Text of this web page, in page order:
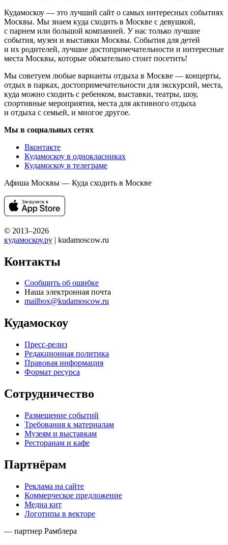
Кудамоскоу — это лучший сайт о самых интересных событиях
Москвы. Мы знаем куда сходить в Москве с девушкой,
с парнем или большой компанией. У нас только лучшие
события, музеи и выставки Москвы. События для детей
и их родителей, лучшие достопримечательности и интересные
места Москвы, которые обязательно стоит посетить!
Мы советуем любые варианты отдыха в Москве — концерты,
отдых в парках, достопримечательности для экскурсий, места,
куда можно сходить с ребенком, выставки, театры, шоу,
спортивные мероприятия, места для активного отдыха
и отдыха с семьей, и многое другое.
Мы в социальных сетях
Вконтакте
Кудамоскоу в однокласниках
Кудамоскоу в телеграме
Афиша Москвы — Куда сходить в Москве
© 2013–2026
кудамоскоу.ру | kudamoscow.ru
Контакты
Сообщить об ошибке
Наша электронная почта
mailbox@kudamoscow.ru
Кудамоскоу
Пресс-релиз
Редакционная политика
Правовая информация
Формат ресурса
Сотрудничество
Размещение событий
Требования к материалам
Музеям и выставкам
Ресторанам и кафе
Партнёрам
Реклама на сайте
Коммерческое предложение
Медиа кит
Логотипы в векторе
— партнер Рамблера